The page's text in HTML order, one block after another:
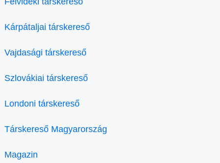
Kárpátaljai társkereső
Vajdasági társkereső
Szlovákiai társkereső
Londoni társkereső
Társkereső Magyarország
Magazin